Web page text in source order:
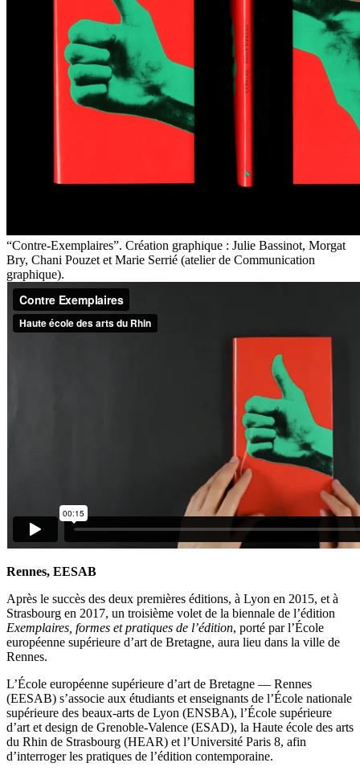
“Contre-Exemplaires”. Création graphique : Julie Bassinot, Morgat
Bry, Chani Pouzet et Marie Serrié (atelier de Communication
graphique).
Rennes, EESAB
Après le succès des deux premières éditions, à Lyon en 2015, et à
Strasbourg en 2017, un troisième volet de la biennale de l’édition
Exemplaires, formes et pratiques de l’édition, porté par l’École
européenne supérieure d’art de Bretagne, aura lieu dans la ville de
Rennes.
L’École européenne supérieure d’art de Bretagne — Rennes
(EESAB) s’associe aux étudiants et enseignants de l’École nationale
supérieure des beaux-arts de Lyon (ENSBA), l’École supérieure
d’art et design de Grenoble-Valence (ESAD), la Haute école des arts
du Rhin de Strasbourg (HEAR) et l’Université Paris 8, afin
d’interroger les pratiques de l’édition contemporaine.